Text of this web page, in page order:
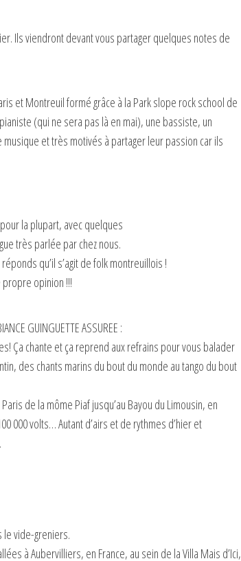
Ils viendront devant vous partager quelques notes de
et Montreuil formé grâce à la Park slope rock school de
(qui ne sera pas là en mai), une bassiste, un
et très motivés à partager leur passion car ils
la plupart, avec quelques
très parlée par chez nous.
qu’il s’agit de folk montreuillois !
opinion !!!
GUINGUETTE ASSUREE :
Ça chante et ça reprend aux refrains pour vous balader
des chants marins du bout du monde au tango du bout
de la môme Piaf jusqu’au Bayou du Limousin, en
000 volts… Autant d’airs et de rythmes d’hier et
le vide-greniers.
à Aubervilliers, en France, au sein de la Villa Mais d’Ici,